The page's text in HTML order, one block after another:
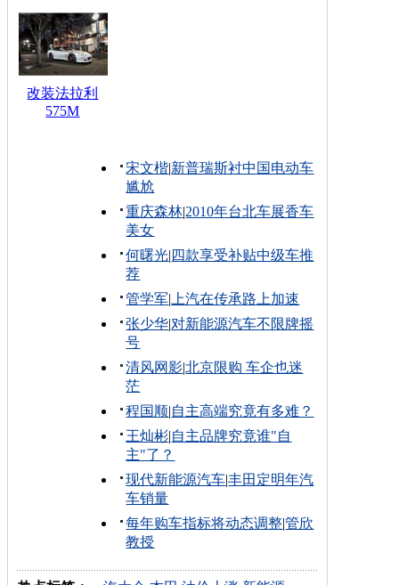
改装法拉利
575M
宋文楷|新普瑞斯衬中国电动车
尴尬
重庆森林|2010年台北车展香车
美女
何曙光| 四款享受补贴中级车推
荐
管学军| 上汽在传承路上加速
张少华|对新能源汽车不限牌摇
号
清风网影|北京限购 车企也迷
茫
程国顺|自主高端究竟有多难？
王灿彬|自主品牌究竟谁"自
主"了？
现代新能源汽车|丰田定明年汽
车销量
每年购车指标将动态调整|管欣
教授